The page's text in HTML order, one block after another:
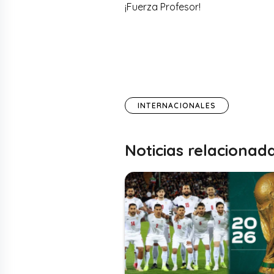
¡Fuerza Profesor!
INTERNACIONALES
Noticias